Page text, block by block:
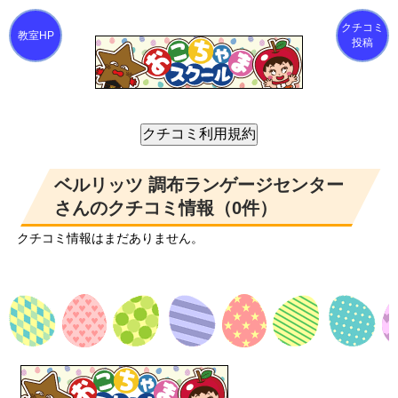
クチコミ
投稿
ベルリッツ 調布ランゲージセンター
さんのクチコミ情報（0件）
クチコミ情報はまだありません。